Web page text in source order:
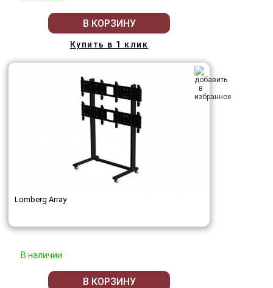
В КОРЗИНУ
Купить в 1 клик
Lomberg Array
В наличии
В КОРЗИНУ